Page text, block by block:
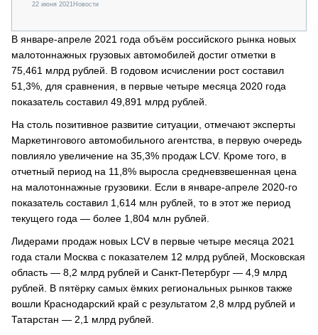
22 июня 2021Новости
В январе-апреле 2021 года объём российского рынка новых
малотоннажных грузовых автомобилей достиг отметки в
75,461 млрд рублей. В годовом исчислении рост составил
51,3%, для сравнения, в первые четыре месяца 2020 года
показатель составил 49,891 млрд рублей.
На столь позитивное развитие ситуации, отмечают эксперты
Маркетингового автомобильного агентства, в первую очередь
повлияло увеличение на 35,3% продаж LCV. Кроме того, в
отчетный период на 11,8% выросла средневзвешенная цена
на малотоннажные грузовики. Если в январе-апреле 2020-го
показатель составил 1,614 млн рублей, то в этот же период
текущего года — более 1,804 млн рублей.
Лидерами продаж новых LCV в первые четыре месяца 2021
года стали Москва с показателем 12 млрд рублей, Московская
область — 8,2 млрд рублей и Санкт-Петербург — 4,9 млрд
рублей. В пятёрку самых ёмких региональных рынков также
вошли Краснодарский край с результатом 2,8 млрд рублей и
Татарстан — 2,1 млрд рублей.